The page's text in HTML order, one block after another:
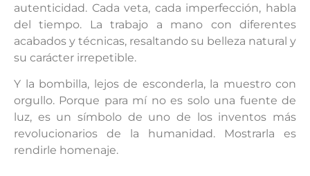
autenticidad. Cada veta, cada imperfección, habla
del tiempo. La trabajo a mano con diferentes
acabados y técnicas, resaltando su belleza natural y
su carácter irrepetible.
Y la bombilla, lejos de esconderla, la muestro con
orgullo. Porque para mí no es solo una fuente de
luz, es un símbolo de uno de los inventos más
revolucionarios de la humanidad. Mostrarla es
rendirle homenaje.